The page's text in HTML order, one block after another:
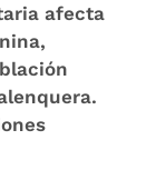
afecta